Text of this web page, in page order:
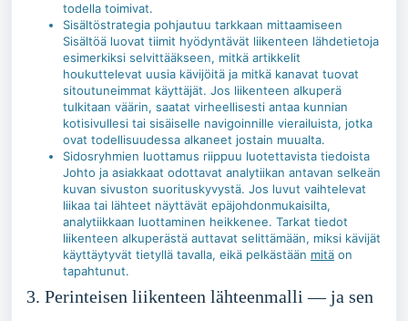
todella toimivat.
Sisältöstrategia pohjautuu tarkkaan mittaamiseen
Sisältöä luovat tiimit hyödyntävät liikenteen lähdetietoja
esimerkiksi selvittääkseen, mitkä artikkelit
houkuttelevat uusia kävijöitä ja mitkä kanavat tuovat
sitoutuneimmat käyttäjät. Jos liikenteen alkuperä
tulkitaan väärin, saatat virheellisesti antaa kunnian
kotisivullesi tai sisäiselle navigoinnille vierailuista, jotka
ovat todellisuudessa alkaneet jostain muualta.
Sidosryhmien luottamus riippuu luotettavista tiedoista
Johto ja asiakkaat odottavat analytiikan antavan selkeän
kuvan sivuston suorituskyvystä. Jos luvut vaihtelevat
liikaa tai lähteet näyttävät epäjohdonmukaisilta,
analytiikkaan luottaminen heikkenee. Tarkat tiedot
liikenteen alkuperästä auttavat selittämään, miksi kävijät
käyttäytyvät tietyllä tavalla, eikä pelkästään mitä on
tapahtunut.
3. Perinteisen liikenteen lähteenmalli — ja sen